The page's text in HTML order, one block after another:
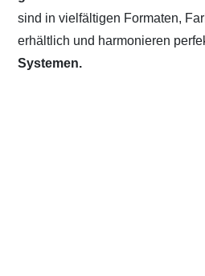
sind in vielfältigen Formaten,
erhältlich und harmonieren
Systemen.